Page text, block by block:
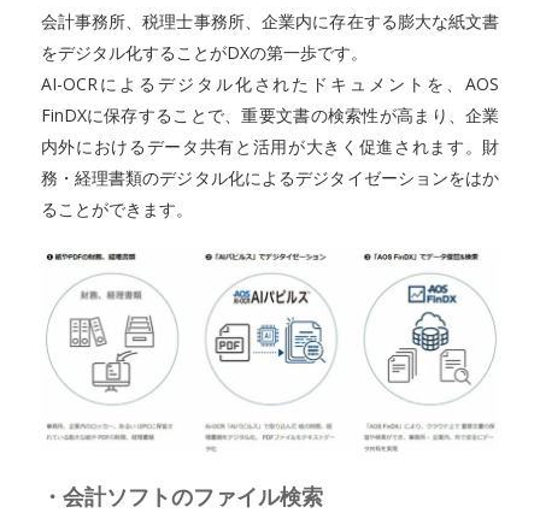
会計事務所、税理士事務所、企業内に存在する膨大な紙文書
をデジタル化することがDXの第一歩です。
AI-OCRによるデジタル化されたドキュメントを、AOS
FinDXに保存することで、重要文書の検索性が高まり、企業
内外におけるデータ共有と活用が大きく促進されます。財
務・経理書類のデジタル化によるデジタイゼーションをはか
ることができます。
・会計ソフトのファイル検索